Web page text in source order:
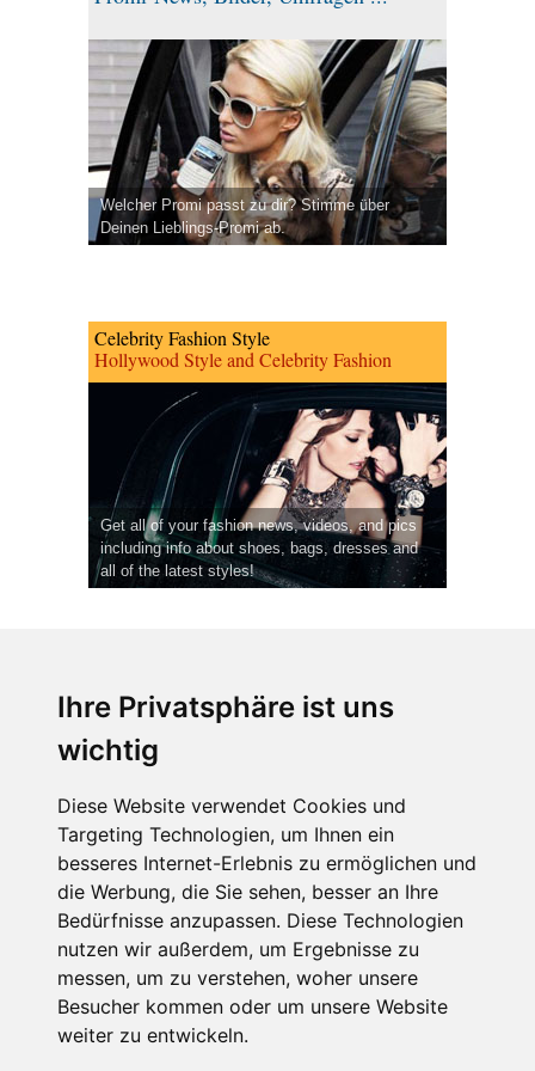
Ihre Privatsphäre ist uns
wichtig
Diese Website verwendet Cookies und
Targeting Technologien, um Ihnen ein
besseres Internet-Erlebnis zu ermöglichen und
die Werbung, die Sie sehen, besser an Ihre
Bedürfnisse anzupassen. Diese Technologien
nutzen wir außerdem, um Ergebnisse zu
messen, um zu verstehen, woher unsere
Besucher kommen oder um unsere Website
weiter zu entwickeln.
Welcher Promi passt zu dir? Stimme über
Deinen Lieblings-Promi ab.
Celebrity Fashion Style
Hollywood Style and Celebrity Fashion
Get all of your fashion news, videos, and pics
including info about shoes, bags, dresses and
all of the latest styles!
CPost.org© 2013-2023 The Celebrity Post.
Terms of Use Privacy | Cookies Policy( Einstellungen ändern
About Us
Advertising
Contact Us